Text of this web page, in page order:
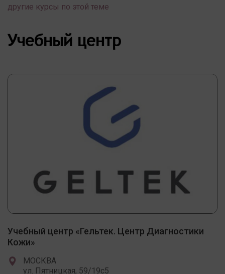
другие курсы по этой теме
Учебный центр
Учебный центр «Гельтек. Центр Диагностики
Кожи»
МОСКВА
ул. Пятницкая, 59/19c5